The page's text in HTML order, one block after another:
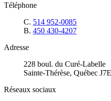
Téléphone
C. 514 952-0085
B. 450 430-4207
Adresse
228 boul. du Curé-Labelle
Sainte-Thérèse, Québec
Réseaux sociaux